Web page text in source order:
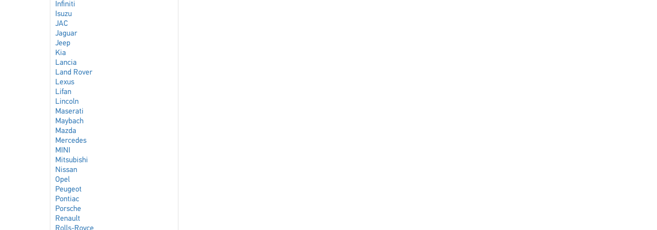
Infiniti
Isuzu
JAC
Jaguar
Jeep
Kia
Lancia
Land Rover
Lexus
Lifan
Lincoln
Maserati
Maybach
Mazda
Mercedes
MINI
Mitsubishi
Nissan
Opel
Peugeot
Pontiac
Porsche
Renault